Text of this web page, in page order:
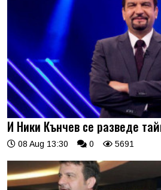
И Ники Кънчев се разведе
08 Aug 13:30 0 5691